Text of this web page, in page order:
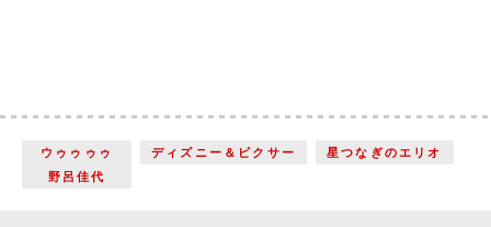
ウゥゥゥゥ ディズニー＆ピクサー
星つなぎのエリオ
野呂佳代